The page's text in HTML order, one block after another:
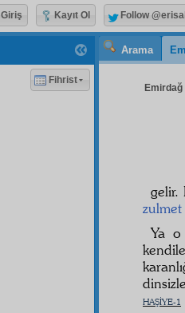
Arama
Emirdağ
gelir.
zulmet
Ya
HAŞİYE-1
Fihrist
Giriş Kayıt Ol Follow